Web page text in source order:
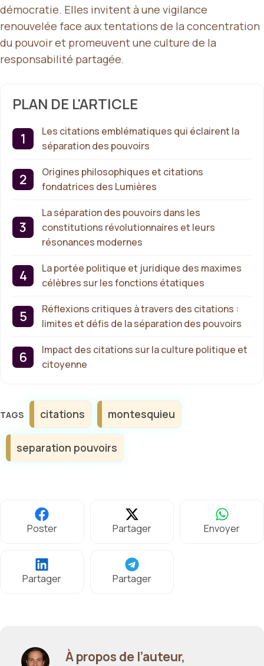
démocratie. Elles invitent à une vigilance
renouvelée face aux tentations de la concentration
du pouvoir et promeuvent une culture de la
responsabilité partagée.
PLAN DE L'ARTICLE
Les citations emblématiques qui éclairent la
séparation des pouvoirs
Origines philosophiques et citations
fondatrices des Lumières
La séparation des pouvoirs dans les
constitutions révolutionnaires et leurs
résonances modernes
La portée politique et juridique des maximes
célèbres sur les fonctions étatiques
Réflexions critiques à travers des citations :
limites et défis de la séparation des pouvoirs
Impact des citations sur la culture politique et
citoyenne
Étiquettes
citations montesquieu
separation pouvoirs
Poster Partager Envoyer
Partager Partager
À propos de l’auteur,